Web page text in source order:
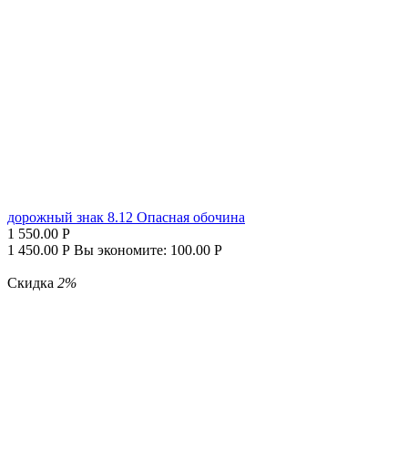
дорожный знак 8.12 Опасная обочина
1 550.00 Р
1 450.00 Р Вы экономите: 100.00 Р
Скидка 2%